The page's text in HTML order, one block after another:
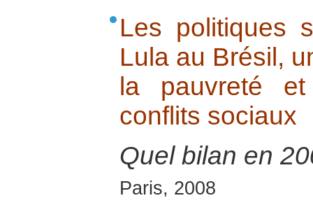
Les politiques
Lula au Brésil,
la pauvreté
conflits sociaux
Quel bilan en
Paris, 2008